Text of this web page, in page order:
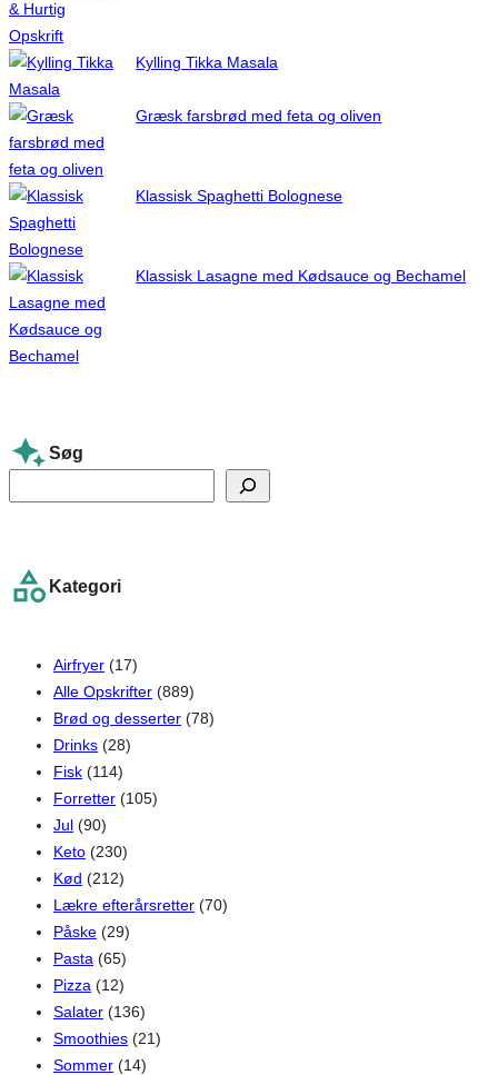
Kylling Tikka Masala
Græsk farsbrød med feta og oliven
Klassisk Spaghetti Bolognese
Klassisk Lasagne med Kødsauce og Bechamel
Søg
e
c
Kategori
Airfryer (17)
Alle Opskrifter (889)
Brød og desserter (78)
Drinks (28)
Fisk (114)
Forretter (105)
Jul (90)
Keto (230)
Kød (212)
Lækre efterårsretter (70)
Påske (29)
Pasta (65)
Pizza (12)
Salater (136)
Smoothies (21)
Sommer (14)